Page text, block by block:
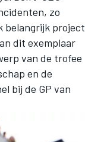
zo
belangrijk project
dit exemplaar
van de trofee
en de
bij de GP van